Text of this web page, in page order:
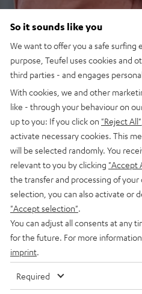
So it sounds like you
We want to offer you a safe
purpose, Teufel uses cookies and
third parties - and engages
With cookies, we and other
like - through your behaviour on
up to you: If you click on "Reject All"
activate necessary cookies. This
will be selected randomly. You
relevant to you by clicking "Accept
the transfer and processing of
selection, you can also activate or
"Accept selection"
You can adjust all consents at any
for the future. For more
imprint
Required